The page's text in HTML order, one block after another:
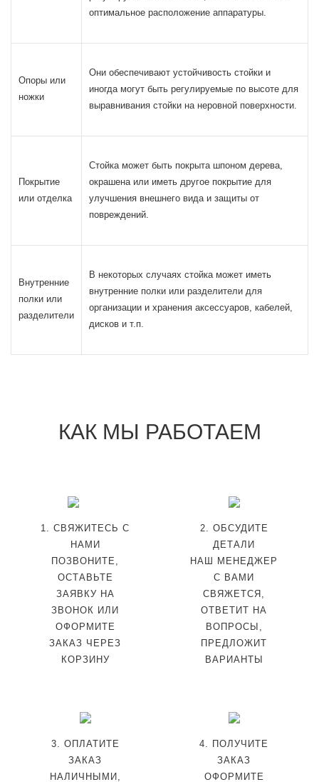
оптимальное расположение аппаратуры.
Опоры или
ножки
Они обеспечивают устойчивость стойки и
иногда могут быть регулируемые по высоте для
выравнивания стойки на неровной поверхности.
Покрытие
или отделка
Стойка может быть покрыта шпоном дерева,
окрашена или иметь другое покрытие для
улучшения внешнего вида и защиты от
повреждений.
Внутренние
полки или
разделители
В некоторых случаях стойка может иметь
внутренние полки или разделители для
организации и хранения аксессуаров, кабелей,
дисков и т.п.
КАК МЫ РАБОТАЕМ
1. СВЯЖИТЕСЬ С
НАМИ
ПОЗВОНИТЕ,
ОСТАВЬТЕ
ЗАЯВКУ НА
ЗВОНОК ИЛИ
ОФОРМИТЕ
ЗАКАЗ ЧЕРЕЗ
КОРЗИНУ
2. ОБСУДИТЕ
ДЕТАЛИ
НАШ МЕНЕДЖЕР
С ВАМИ
СВЯЖЕТСЯ,
ОТВЕТИТ НА
ВОПРОСЫ,
ПРЕДЛОЖИТ
ВАРИАНТЫ
3. ОПЛАТИТЕ
ЗАКАЗ
НАЛИЧНЫМИ,
4. ПОЛУЧИТЕ
ЗАКАЗ
ОФОРМИТЕ